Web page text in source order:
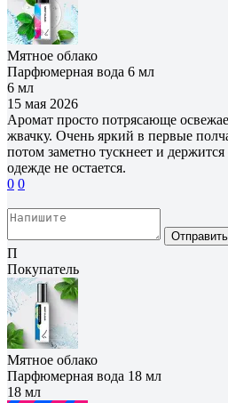
Мятное облако
Парфюмерная вода 6 мл
6 мл
15 мая 2026
Аромат просто потрясающе
жвачку. Очень яркий в первые
потом заметно тускнеет и
одежде не остается.
0 0
Отправить
П
Покупатель
Мятное облако
Парфюмерная вода 18 мл
18 мл